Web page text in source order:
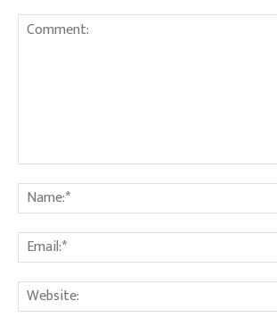
Comment: